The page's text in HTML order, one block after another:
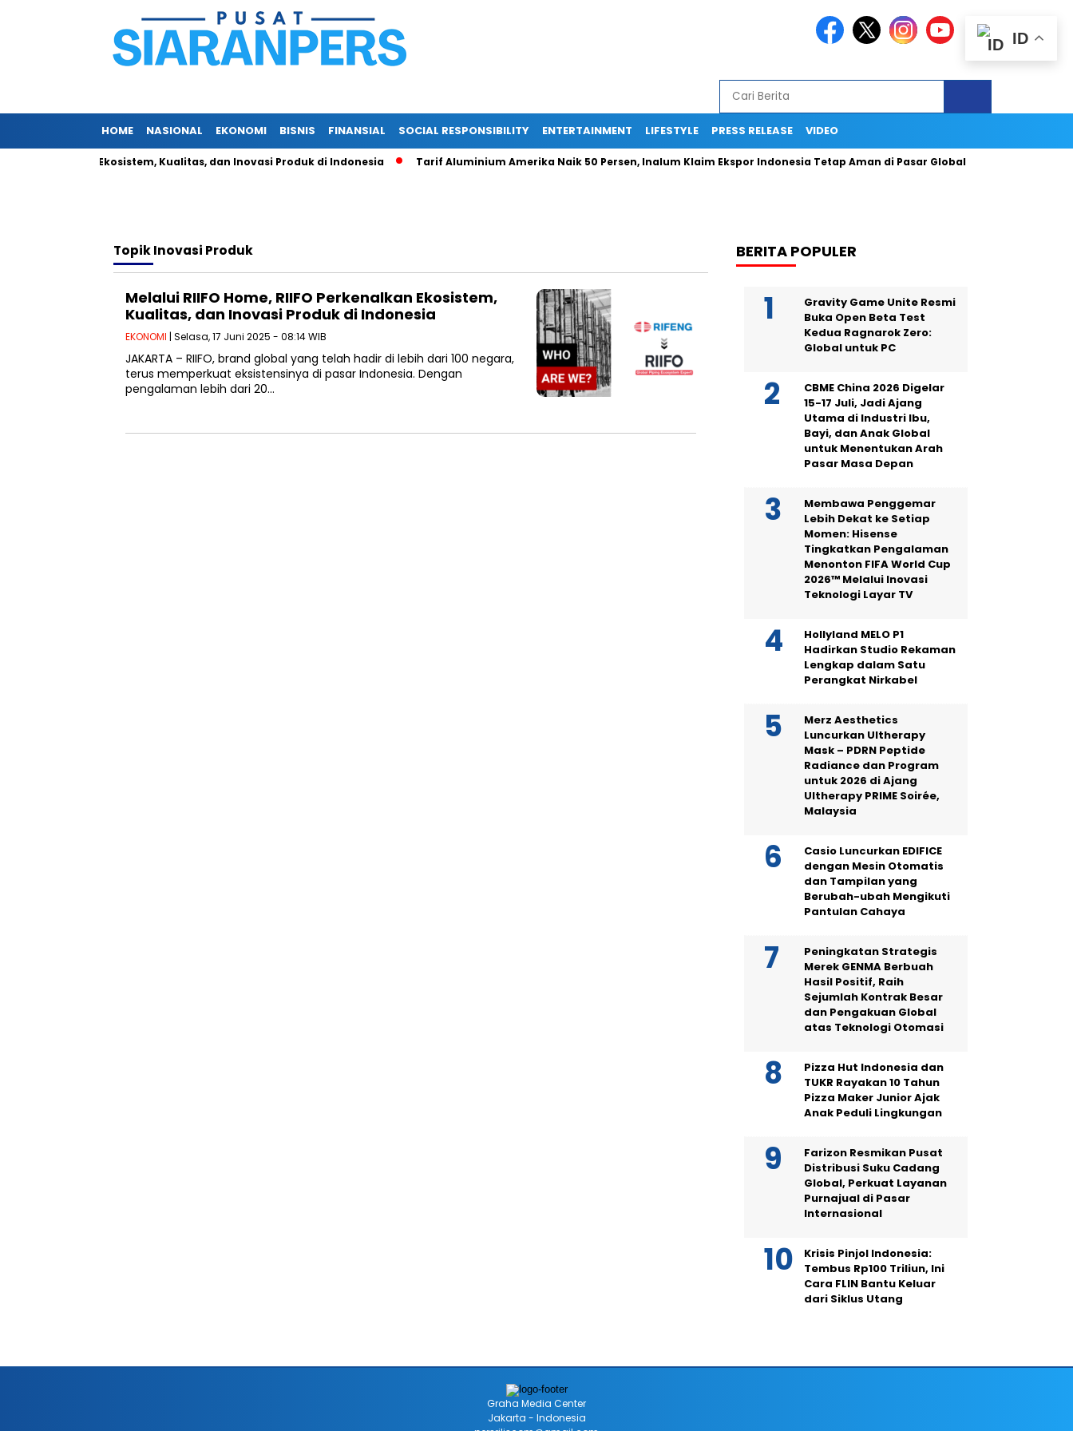
HOME NASIONAL EKONOMI BISNIS FINANSIAL SOCIAL RESPONSIBILITY ENTERTAINMENT LIFESTYLE PRESS RELEASE VIDEO
Perkenalkan Ekosistem, Kualitas, dan Inovasi Produk di Indonesia Tarif Aluminium Amerika Naik 50 Persen, Inalum Klaim Ekspor Indonesia Tetap Aman di Pasar Global
TopikInovasi Produk
Melalui RIIFO Home, RIIFO Perkenalkan Ekosistem,
Kualitas, dan Inovasi Produk di Indonesia
EKONOMI | Selasa, 17 Juni 2025 - 08:14 WIB
JAKARTA – RIIFO, brand global yang telah hadir di lebih dari 100 negara,
terus memperkuat eksistensinya di pasar Indonesia. Dengan
pengalaman lebih dari 20…
BERITA POPULER
Gravity Game Unite Resmi
Buka Open Beta Test
Kedua Ragnarok Zero:
Global untuk PC
CBME China 2026 Digelar
15-17 Juli, Jadi Ajang
Utama di Industri Ibu,
Bayi, dan Anak Global
untuk Menentukan Arah
Pasar Masa Depan
Membawa Penggemar
Lebih Dekat ke Setiap
Momen: Hisense
Tingkatkan Pengalaman
Menonton FIFA World Cup
2026™ Melalui Inovasi
Teknologi Layar TV
Hollyland MELO P1
Hadirkan Studio Rekaman
Lengkap dalam Satu
Perangkat Nirkabel
Merz Aesthetics
Luncurkan Ultherapy
Mask – PDRN Peptide
Radiance dan Program
untuk 2026 di Ajang
Ultherapy PRIME Soirée,
Malaysia
Casio Luncurkan EDIFICE
dengan Mesin Otomatis
dan Tampilan yang
Berubah-ubah Mengikuti
Pantulan Cahaya
Peningkatan Strategis
Merek GENMA Berbuah
Hasil Positif, Raih
Sejumlah Kontrak Besar
dan Pengakuan Global
atas Teknologi Otomasi
Pizza Hut Indonesia dan
TUKR Rayakan 10 Tahun
Pizza Maker Junior Ajak
Anak Peduli Lingkungan
Farizon Resmikan Pusat
Distribusi Suku Cadang
Global, Perkuat Layanan
Purnajual di Pasar
Internasional
Krisis Pinjol Indonesia:
Tembus Rp100 Triliun, Ini
Cara FLIN Bantu Keluar
dari Siklus Utang
ID
Graha Media Center
Jakarta - Indonesia